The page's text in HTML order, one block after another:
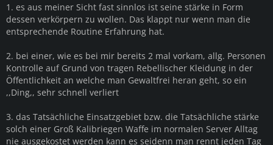
1. es aus meiner Sicht fast sinnlos ist seine stärke in Form
dessen verkörpern zu wollen. Das klappt nur wenn man die
entsprechende Routine Erfahrung hat.
2. bei einer, wie es bei mir bereits 2 mal vorkam, allg. Personen
Kontrolle auf Grund von tragen Rebellischer Kleidung in der
Öffentlichkeit an welche man Gewaltfrei heran geht, so ein
,,Ding,, sehr schnell verliert
3. das Tatsächliche Einsatzgebiet bzw. die Tatsächliche stärke
solch einer Groß Kalibriegen Waffe im normalen Server Alltag
nie ausgekostet werden kann es seidenn man rennt jeden Tag